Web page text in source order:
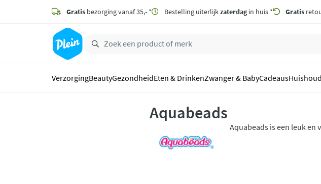
zoeken
hoofdinhoud
Gratis bezorging vanaf 35,- * Bestelling uiterlijkzaterdagin huis * Gratis
VerzorgingBeautyGezondheidEten & DrinkenZwanger & BabyCadeaus
Aquabeads
Aquabeads is een leuk